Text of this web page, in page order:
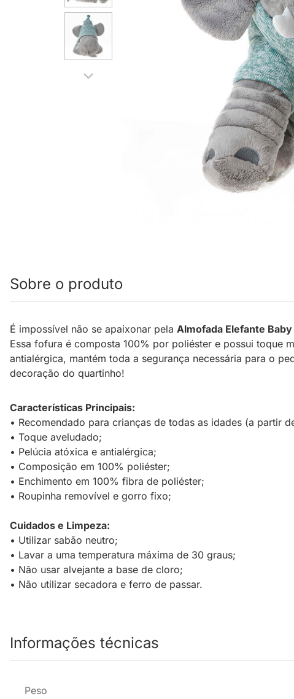
Sobre o produto
É impossível não se apaixonar pela Almofada Elefante
Essa fofura é composta 100% por poliéster e possui toque
antialérgica, mantém toda a segurança necessária para o
decoração do quartinho!
Características Principais:
• Recomendado para crianças de todas as idades (a partir
• Toque aveludado;
• Pelúcia atóxica e antialérgica;
• Composição em 100% poliéster;
• Enchimento em 100% fibra de poliéster;
• Roupinha removível e gorro fixo;
Cuidados e Limpeza:
• Utilizar sabão neutro;
• Lavar a uma temperatura máxima de 30 graus;
• Não usar alvejante a base de cloro;
• Não utilizar secadora e ferro de passar.
Informações técnicas
Peso